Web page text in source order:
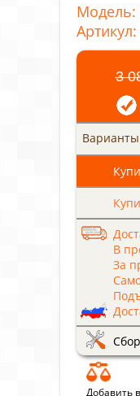
Модель:
Артикул:
3
В
За
Добавить в